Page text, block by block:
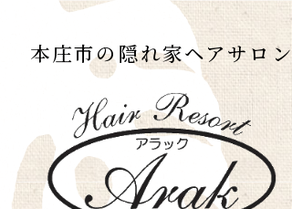
本庄市の隠れ家ヘアサロン